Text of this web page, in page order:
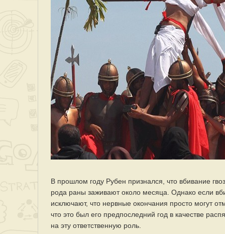
В прошлом году Рубен признался, что вбивание
рода раны заживают около месяца. Однако если
исключают, что нервные окончания просто могут
что это был его предпоследний год в качестве
на эту ответственную роль.